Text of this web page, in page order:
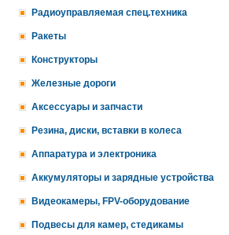
Радиоуправляемая спец.техника
Ракеты
Конструкторы
Железные дороги
Аксессуары и запчасти
Резина, диски, вставки в колеса
Аппаратура и электроника
Аккумуляторы и зарядные устройства
Видеокамеры, FPV-оборудование
Подвесы для камер, стедикамы